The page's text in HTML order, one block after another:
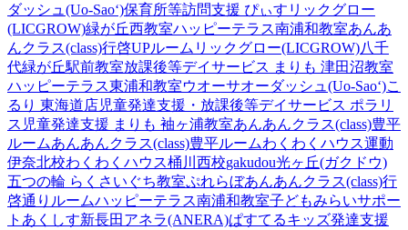
ダッシュ(Uo-Sao‘)保育所等訪問支援 ぴぃす リックグロー
(LICGROW)緑が丘西教室ハッピーテラス南浦和教室あんあ
んクラス(class)行啓UPルーム リックグロー(LICGROW)八千
代緑が丘駅前教室放課後等デイサービス まりも 津田沼教室
ハッピーテラス東浦和教室ウオーサオーダッシュ(Uo-Sao‘)こ
るり 東海道店児童発達支援・放課後等デイサービス ポラリ
ス 児童発達支援 まりも 袖ヶ浦教室あんあんクラス(class)豊平
ルームあんあんクラス(class)豊平ルームわくわくハウス運動
伊奈北校わくわくハウス桶川西校gakudou光ヶ丘(ガクドウ)
五つの輪 らくさいぐち教室ぷれらぼあんあんクラス(class)行
啓通りルームハッピーテラス南浦和教室子どもみらいサポー
トあくしす新長田 アネラ(ANERA)ぱすてるキッズ発達支援